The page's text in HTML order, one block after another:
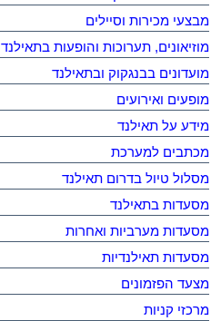
מבצעי מכירות וסיילים
מוזיאונים, תערוכות והופעות בתאילנד
מועדונים בבנגקוק ובתאילנד
מופעים ואירועים
מידע על תאילנד
מכתבים למערכת
מסלול טיול בדרום תאילנד
מסעדות בתאילנד
מסעדות מערביות ואחרות
מסעדות תאילנדיות
מצעד הפזמונים
מרכזי קניות